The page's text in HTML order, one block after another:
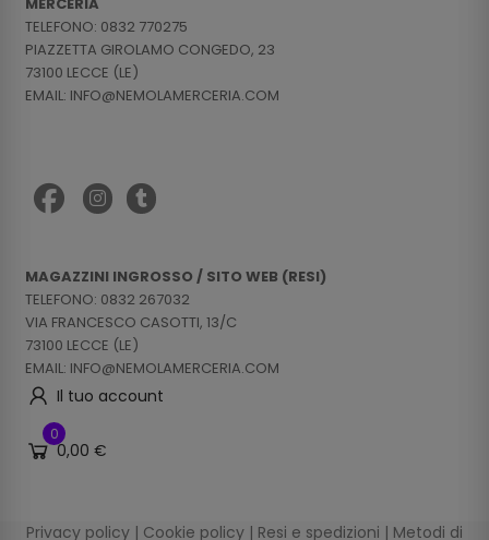
TELEFONO: 0832 770275
PIAZZETTA GIROLAMO CONGEDO, 23
73100 LECCE (LE)
EMAIL: INFO@NEMOLAMERCERIA.COM
MAGAZZINI INGROSSO / SITO WEB (RESI)
TELEFONO: 0832 267032
VIA FRANCESCO CASOTTI, 13/C
73100 LECCE (LE)
EMAIL: INFO@NEMOLAMERCERIA.COM
Il tuo account
0
0,00 €
Privacy policy | Cookie policy | Resi e spedizioni | Metodi di